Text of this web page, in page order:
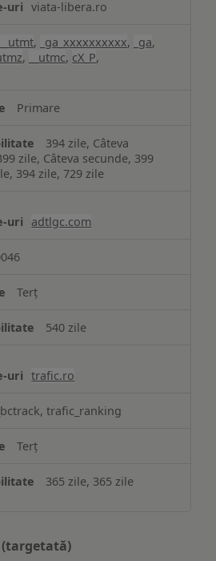
viata-libera.ro
__utmt, _ga_xxxxxxxxxx, _ga,
, __utmc, cX_P,
Primare
394 zile, Câteva
zile, Câteva secunde, 399
394 zile, 729 zile
adtlgc.com
Terț
540 zile
trafic.ro
trafic_ranking
Terț
365 zile, 365 zile